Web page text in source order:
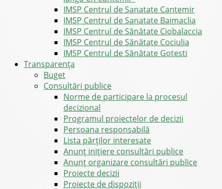
IMSP Centrul de Sanatate Cantemir
IMSP Centrul de Sanatate Baimaclia
IMSP Centrul de Sănătate Ciobalaccia
IMSP Centrul de Sănătate Cociulia
IMSP Centrul de Sănătate Gotesti
Transparența
Buget
Consultări publice
Norme de participare la procesul
decizional
Programul proiectelor de decizii
Persoana responsabilă
Lista părților interesate
Anunț inițiere consultări publice
Anunț organizare consultări publice
Proiecte decizii
Proiecte de dispoziții